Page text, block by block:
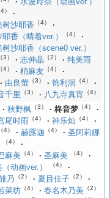
4）
树沙耶香 （4）
香（晴着ver.） （4）
树沙耶香（scene0 ver.）
（3） 志伸晶 （2） 纯美雨
（4） 梢麻友 （4）
由良萤 （3） 饰利润 （4）
千里 （3） 八九寺真宵 （4）
秋野枫 （3） 柊音梦 （4）
尾时雨 （4） 神乐灿 （4）
（4） 赫露迦 （4） 圣阿莉娜
（4）
麻美 （4） 圣麻美 （4）
动画ver.） （4）
乃 （2） 夏目佳子 （2）
菜纺 （4） 春名木乃美 （2）